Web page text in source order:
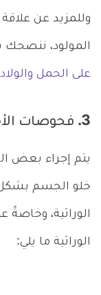
وللمزيد عن
المولود، ننصحك
على الحمل
3. فحوصات الأمراض الوراثية
يتم إجراء بعض
خلو الجسم
الوراثية، وخاصةً
الوراثية ما يلي: